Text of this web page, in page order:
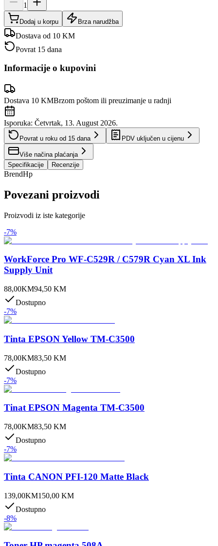
1
Dodaj u korpu Brza narudžba
Dostava od 10 KM
Povrat 15 dana
Informacije o kupovini
Dostava 10 KMBrzom poštom ili preuzimanje u radnji
Isporuka: Četvrtak, 13. August 2026.
Povrat u roku od 15 dana PDV uključen u cijenu
Više načina plaćanja
Specifikacije
Recenzije
BrendHp
Povezani proizvodi
Proizvodi iz iste kategorije
-7%
WorkForce Pro WF-C529R / C579R Cyan XL Ink
Supply Unit
88,00KM94,50 KM
Dostupno
-7%
Tinta EPSON Yellow TM-C3500
78,00KM83,50 KM
Dostupno
-7%
Tinat EPSON Magenta TM-C3500
78,00KM83,50 KM
Dostupno
-7%
Tinta CANON PFI-120 Matte Black
139,00KM150,00 KM
Dostupno
-8%